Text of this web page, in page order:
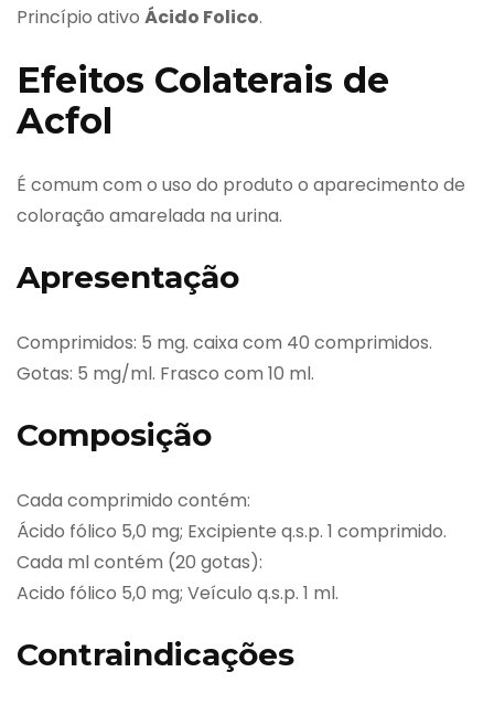
Princípio ativo Ácido Folico.
Efeitos Colaterais de
Acfol
É comum com o uso do produto o aparecimento de
coloração amarelada na urina.
Apresentação
Comprimidos: 5 mg. caixa com 40 comprimidos.
Gotas: 5 mg/ml. Frasco com 10 ml.
Composição
Cada comprimido contém:
Ácido fólico 5,0 mg; Excipiente q.s.p. 1 comprimido.
Cada ml contém (20 gotas):
Acido fólico 5,0 mg; Veículo q.s.p. 1 ml.
Contraindicações